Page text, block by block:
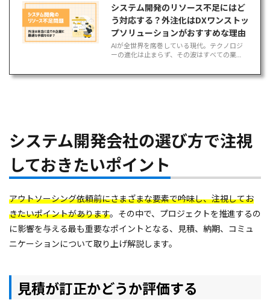
システム開発のリソース不足にはど
う対応する？外注化はDXワンストッ
プソリューションがおすすめな理由
AIが全世界を席巻している現代。テクノロジ
ーの進化は止まらず、その波はすべての業
といえます。 しかし、その裏では多くの企業
システム開発会社の選び方で注視
しておきたいポイント
アウトソーシング依頼前にさまざまな要素で吟味し、注視してお
きたいポイントがあります。その中で、プロジェクトを推進するの
に影響を与える最も重要なポイントとなる、見積、納期、コミュ
ニケーションについて取り上げ解説します。
見積が訂正かどうか評価する